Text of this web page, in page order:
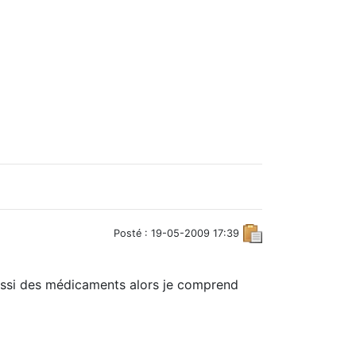
Posté : 19-05-2009 17:39
des médicaments alors je comprend